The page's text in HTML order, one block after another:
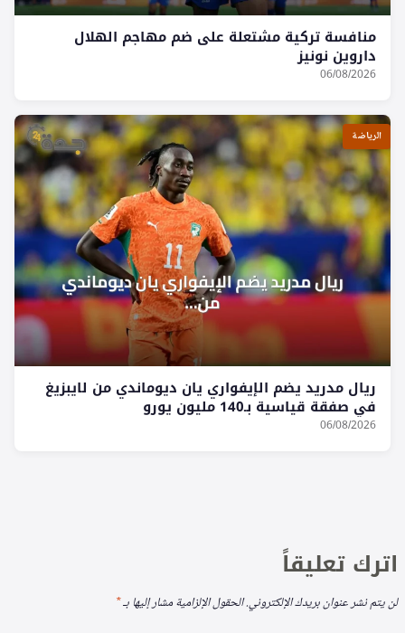
منافسة تركية مشتعلة على ضم مهاجم الهلال
داروين نونيز
06/08/2026
الرياضة
ريال مدريد يضم الإيفواري يان ديوماندي من لايبزيغ
في صفقة قياسية بـ140 مليون يورو
06/08/2026
اترك تعليقاً
لن يتم نشر عنوان بريدك الإلكتروني.الحقول الإلزامية مشار إليها بـ*